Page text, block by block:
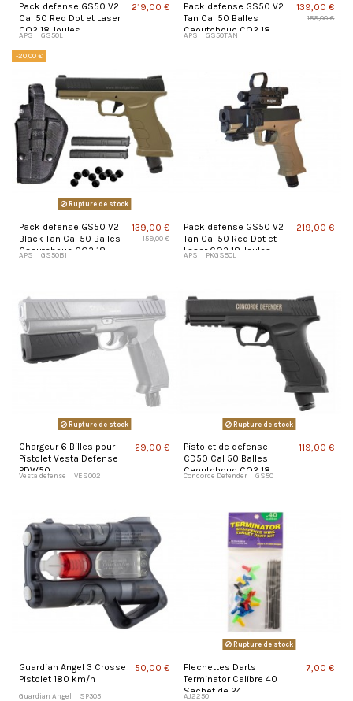
Pack defense GS50 V2
Cal 50 Red Dot et Laser
CO2 18 Joules
APS GS50L
219,00 €
Pack defense GS50 V2
Tan Cal 50 Balles
Caoutchouc CO2 18
APS GS50TAN
139,00 €
159,00 €
-20,00 €
Rupture de stock
Pack defense GS50 V2
Black Tan Cal 50 Balles
Caoutchouc CO2 18
APS GS50BI
139,00 €
159,00 €
Pack defense GS50 V2
Tan Cal 50 Red Dot et
Laser CO2 18 Joules
APS PKGS50L
219,00 €
Rupture de stock
Chargeur 6 Billes pour
Pistolet Vesta Defense
PDW50
Vesta defense VES002
29,00 €
Rupture de stock
Pistolet de defense
CD50 Cal 50 Balles
Caoutchouc CO2 18
Concorde Defender GS50
119,00 €
Guardian Angel 3 Crosse
Pistolet 180 km/h
Guardian Angel SP305
50,00 €
Rupture de stock
Flechettes Darts
Terminator Calibre 40
Sachet de 24
AJ2250
7,00 €